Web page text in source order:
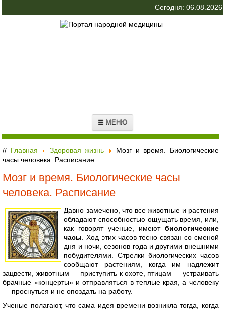
Сегодня: 06.08.2026
☰ МЕНЮ
// Главная Здоровая жизнь
Мозг и время. Биологические
часы человека. Расписание
Мозг и время. Биологические часы
человека. Расписание
Давно замечено, что все животные и растения
обладают способностью ощущать время, или,
как говорят ученые, имеют биологические
часы . Ход этих часов тесно связан со сменой
дня и ночи, сезонов года и другими внешними
побудителями. Стрелки биологических часов
сообщают растениям, когда им надлежит
зацвести, животным — приступить к охоте, птицам — устраивать
брачные «концерты» и отправляться в теплые края, а человеку
— проснуться и не опоздать на работу.
Ученые полагают, что сама идея времени возникла тогда, когда